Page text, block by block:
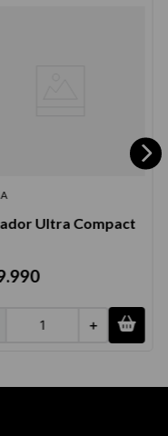
Ultra Compact
.990
＋